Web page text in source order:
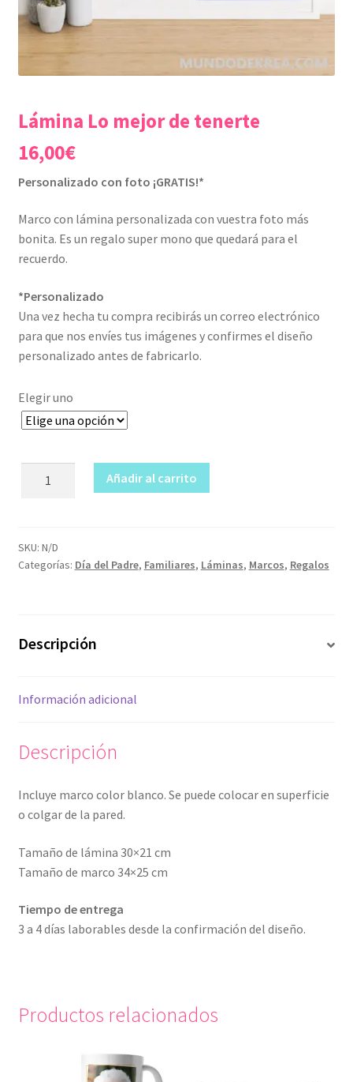
Lámina Lo mejor de tenerte
16,00€
Personalizado con foto ¡GRATIS!*
Marco con lámina personalizada con vuestra foto más
bonita. Es un regalo super mono que quedará para el
recuerdo.
*Personalizado
Una vez hecha tu compra recibirás un correo electrónico
para que nos envíes tus imágenes y confirmes el diseño
personalizado antes de fabricarlo.
Elegir uno
Lámina
tenerte
cantidad
Añadir al carrito
SKU: N/D
Categorías: Día del Padre, Familiares, Láminas, Marcos, Regalos
Descripción
Información adicional
Descripción
Incluye marco color blanco. Se puede colocar en superficie
o colgar de la pared.
Tamaño de lámina 30×21 cm
Tamaño de marco 34×25 cm
Tiempo de entrega
3 a 4 días laborables desde la confirmación del diseño.
Productos relacionados